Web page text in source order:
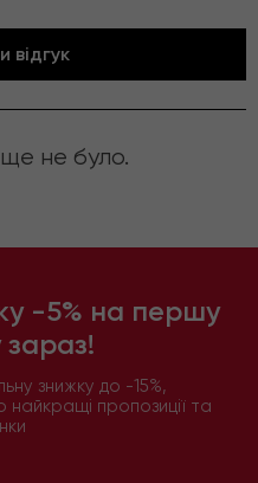
відгук
ще не було.
-5% на першу
зараз!
знижку до -15%,
пропозиції та